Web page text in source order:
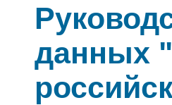
данных